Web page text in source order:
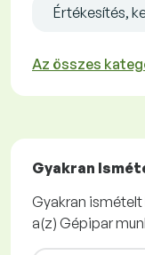
Értékesítés,
Az összes
Gyakran
Gyakran ismételt
a(z) Gépipar